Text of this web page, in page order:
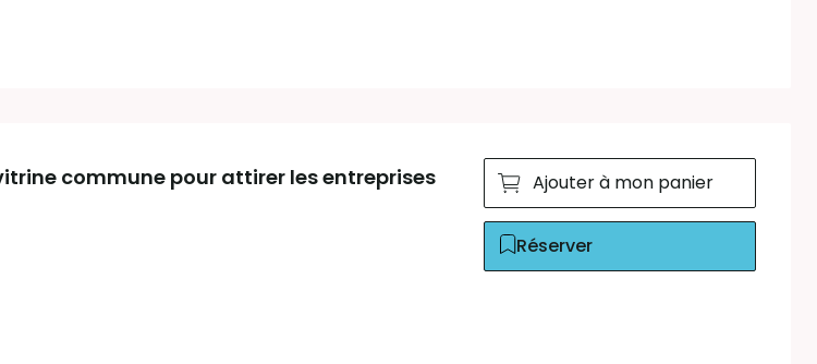
commune pour attirer les entreprises
Ajouter à mon panier
Réserver